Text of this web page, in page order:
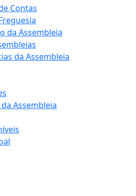
Contas
da Assembleia
da Assembleia
Assembleia